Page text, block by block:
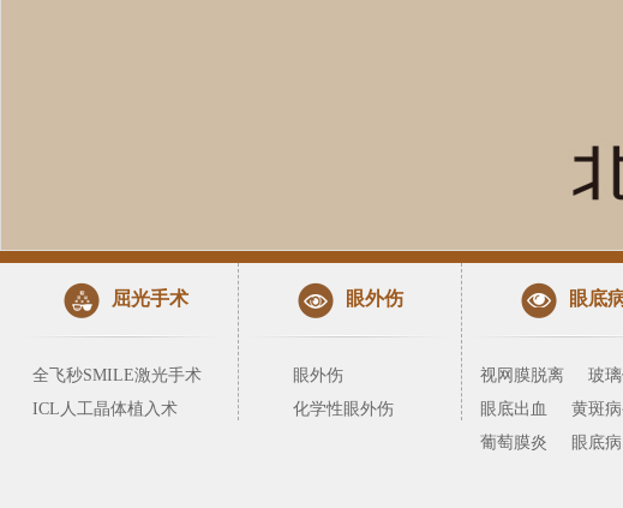
屈光手术
全飞秒SMILE激光手术
ICL人工晶体植入术
眼外伤
眼外伤
化学性眼外伤
眼底
视网膜脱离
玻
眼底出血
黄斑
葡萄膜炎
眼底病